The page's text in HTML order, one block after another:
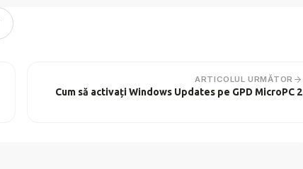
ARTICOLUL URMĂTOR
Cum să activați Windows Updates pe GPD MicroPC 2